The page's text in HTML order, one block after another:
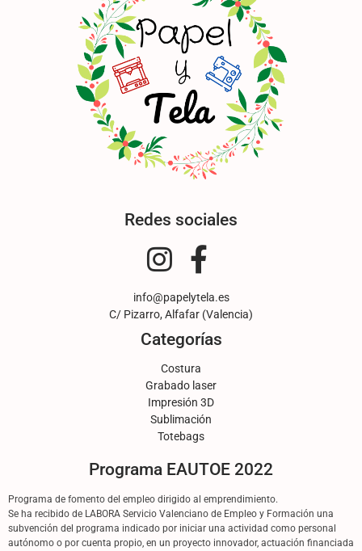
Redes sociales
info@papelytela.es
C/ Pizarro, Alfafar (Valencia)
Categorías
Costura
Grabado laser
Impresión 3D
Sublimación
Totebags
Programa EAUTOE 2022
Programa de fomento del empleo dirigido al emprendimiento.
Se ha recibido de LABORA Servicio Valenciano de Empleo y Formación una
subvención del programa indicado por iniciar una actividad como personal
autónomo o por cuenta propio, en un proyecto innovador, actuación financiada